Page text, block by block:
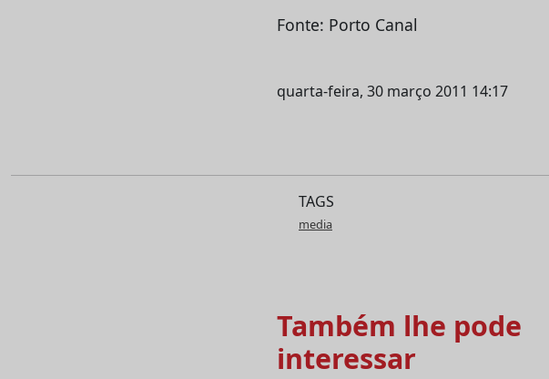
Fonte: Porto Canal
quarta-feira, 30 março 2011 14:17
TAGS
media
Também lhe pode
interessar